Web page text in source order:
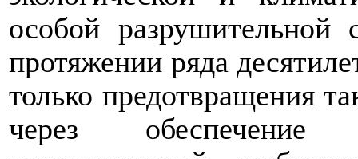
особой
протяжении ряда
только предотвращения
через обеспечение